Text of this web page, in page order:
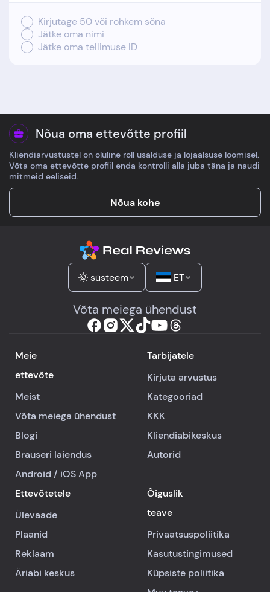
Kirjutage 50 või rohkem sõna
Jätke oma nimi
Jätke oma tellimuse ID
Nõua oma ettevõtte profiil
Kliendiarvustustel on oluline roll usalduse ja lojaalsuse loomisel.
Võta oma ettevõtte profiil enda kontrolli alla juba täna ja naudi
mitmeid eeliseid.
Nõua kohe
süsteem ET
Võta meiega ühendust
Meie
ettevõte
Meist
Võta meiega ühendust
Blogi
Brauseri laiendus
Android / iOSApp
Tarbijatele
Kirjuta arvustus
Kategooriad
KKK
Kliendiabikeskus
Autorid
Ettevõtetele
Ülevaade
Plaanid
Reklaam
Äriabi keskus
Õiguslik
teave
Privaatsuspoliitika
Kasutustingimused
Küpsiste poliitika